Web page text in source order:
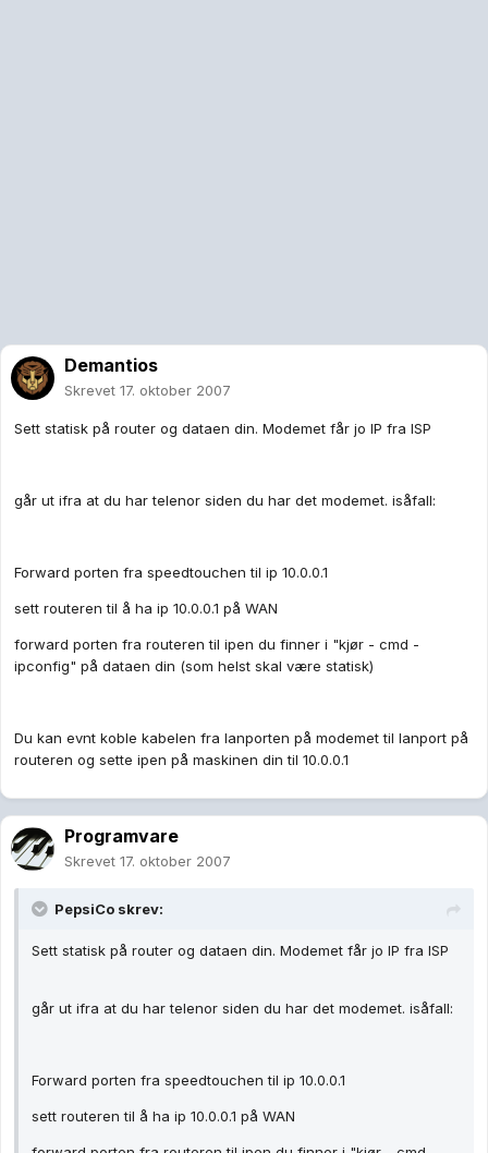
Demantios
Skrevet 17. oktober 2007
Sett statisk på router og dataen din. Modemet får jo IP fra ISP
går ut ifra at du har telenor siden du har det modemet. isåfall:
Forward porten fra speedtouchen til ip 10.0.0.1
sett routeren til å ha ip 10.0.0.1 på WAN
forward porten fra routeren til ipen du finner i "kjør - cmd -
ipconfig" på dataen din (som helst skal være statisk)
Du kan evnt koble kabelen fra lanporten på modemet til lanport på
routeren og sette ipen på maskinen din til 10.0.0.1
Programvare
Skrevet 17. oktober 2007
PepsiCo skrev:
Sett statisk på router og dataen din. Modemet får jo IP fra ISP
går ut ifra at du har telenor siden du har det modemet. isåfall:
Forward porten fra speedtouchen til ip 10.0.0.1
sett routeren til å ha ip 10.0.0.1 på WAN